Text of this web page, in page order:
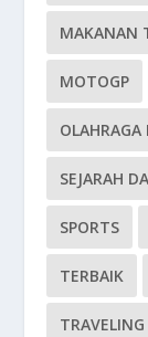
MAKANAN
MOTOGP
OLAHRAGA
SEJARAH
SPORTS
TERBAIK
TRAVELING